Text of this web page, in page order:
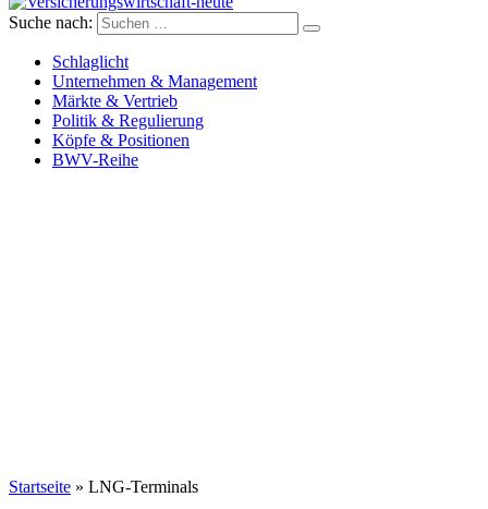
Versicherungswirtschaft-heute
Suche nach:
Schlaglicht
Unternehmen & Management
Märkte & Vertrieb
Politik & Regulierung
Köpfe & Positionen
BWV-Reihe
Startseite » LNG-Terminals